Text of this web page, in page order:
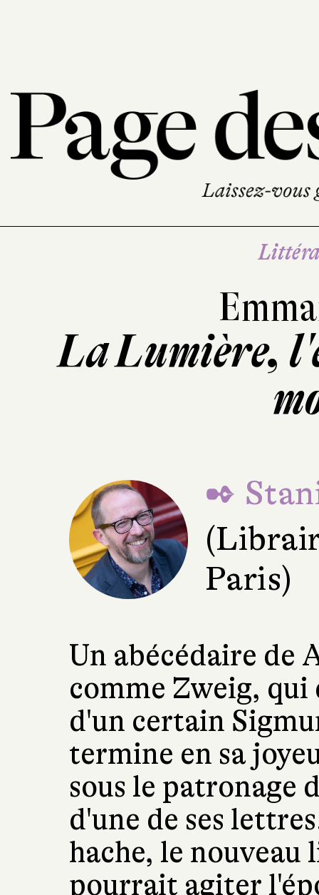
La Lumière,
✒
Paris)
Un abécédaire de
comme Zweig,
d'un certain
termine en sa
sous le patronage
d'une de ses
hache, le
pourrait agiter